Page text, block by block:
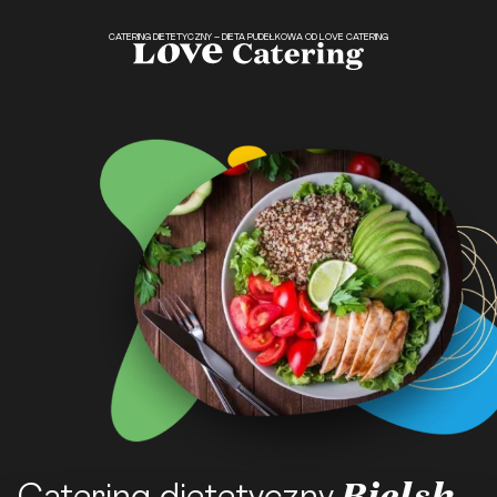
CATERING DIETETYCZNY – DIETA PUDEŁKOWA OD LOVE CATERING